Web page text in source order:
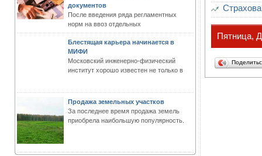
документов
После введения ряда регламентных
норм на ввоз отдельных
Блестящая карьера начинается в
МИФИ
Московский инженерно-физический
институт хорошо известен не только в
Продажа земельных участков
За последнее время продажа земель
приобрела наибольшую популярность.
Пятница,